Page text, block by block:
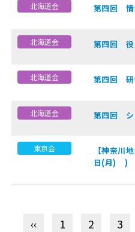
北海道会 第四回 情
北海道会 第四回
北海道会 第四回
北海道会 第四回 シ
東京会
【神奈川
日(月) )
‹‹ 1 2 3